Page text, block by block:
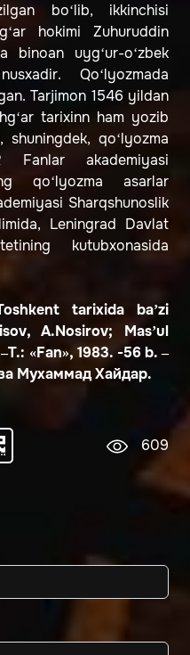
bo‘lib, ikkinchisi
hokimi Zuhuruddin
binoan uyg‘ur-o‘zbek
Qo‘lyozmada
Tarjimon 1546 yildan
tarixinn ham yozib
shuningdek, qo‘lyozma
Fanlar akademiyasi
qo‘lyozma asarlar
Sharqshunoslik
Leningrad Davlat
kutubxonasida
tarixida baʼzi
A.Nosirov; Masʼul
«Fan», 1983. -56 b. –
Мухаммад Хайдар.
609